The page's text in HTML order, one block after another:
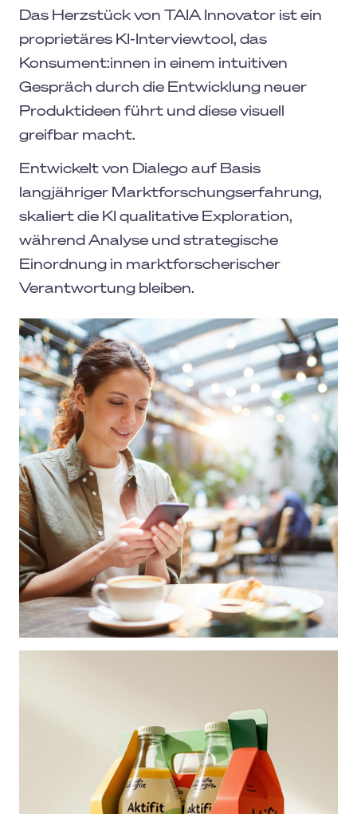
Das Herzstück von TAIA Innovator ist ein
proprietäres KI-Interviewtool, das
Konsument:innen in einem intuitiven
Gespräch durch die Entwicklung neuer
Produktideen führt und diese visuell
greifbar macht.
Entwickelt von Dialego auf Basis
langjähriger Marktforschungserfahrung,
skaliert die KI qualitative Exploration,
während Analyse und strategische
Einordnung in marktforscherischer
Verantwortung bleiben.